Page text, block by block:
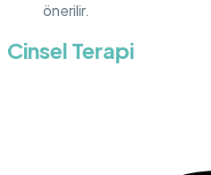
önerilir.
Cinsel Terapi